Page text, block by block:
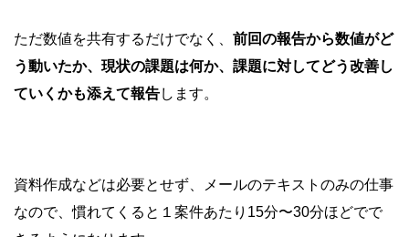
ただ数値を共有するだけでなく、 前回の報告から数値がど
う動いたか、現状の課題は何か、課題に対してどう改善し
ていくかも添えて報告します。
資料作成などは必要とせず、メールのテキストのみの仕事
なので、慣れてくると１案件あたり15分〜30分ほどでで